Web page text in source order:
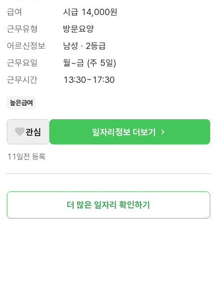
급여
시급 14,000원
근무유형
방문요양
어르신정보
남성 · 2등급
근무요일
월~금 (주 5일)
근무시간
13:30~17:30
높은급여
관심 일자리정보 더보기
11일전 등록
더 많은 일자리 확인하기